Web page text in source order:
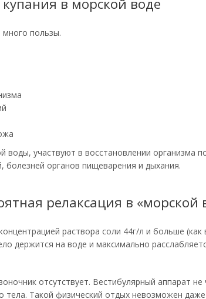
пользы.
участвуют в восстановлении организма
болезней органов пищеварения и дыхания.
релаксация в «морской
раствора соли 44г/л и больше
держится на воде и максимально
отсутствует. Вестибулярный аппарат не
Такой физический отдых невозможен